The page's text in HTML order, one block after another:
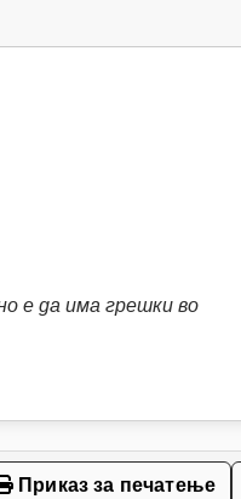
е да има грешки во
Приказ за печатење